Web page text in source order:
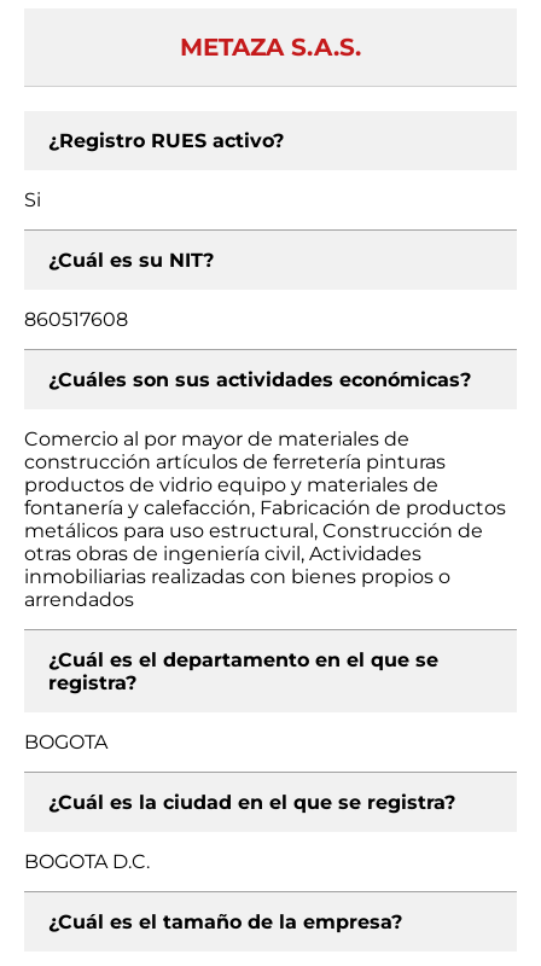
METAZA S.A.S.
¿Registro RUES activo?
Si
¿Cuál es su NIT?
860517608
¿Cuáles son sus actividades económicas?
Comercio al por mayor de materiales de
construcción artículos de ferretería pinturas
productos de vidrio equipo y materiales de
fontanería y calefacción, Fabricación de productos
metálicos para uso estructural, Construcción de
otras obras de ingeniería civil, Actividades
inmobiliarias realizadas con bienes propios o
arrendados
¿Cuál es el departamento en el que se
registra?
BOGOTA
¿Cuál es la ciudad en el que se registra?
BOGOTA D.C.
¿Cuál es el tamaño de la empresa?